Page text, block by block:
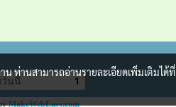
วันนี้
1
MakeWebEasy.com
ท่านสามารถอ่านรายละเอียดเพิ่มเติมได้ที่